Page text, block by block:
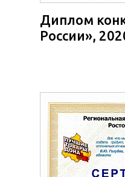
Диплом
России»,